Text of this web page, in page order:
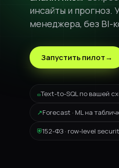
AiST White Label
Брендированная ИИ-
инсайты и прогноз.
менеджера, без BI-
Запустить пилот→
⏛Text-to-SQL по вашей
↗Forecast · ML на
⛨152-ФЗ · row-level